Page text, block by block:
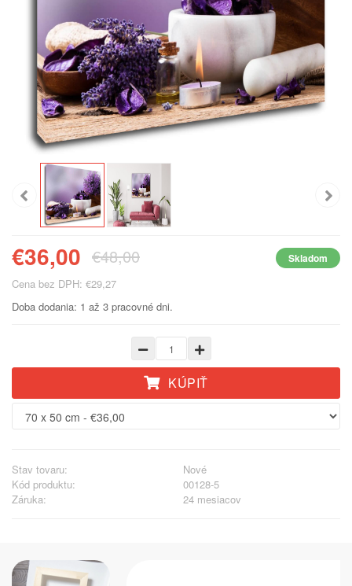
€36,00 €48,00 Skladom
Cena bez DPH: €29,27
Doba dodania: 1 až 3 pracovné dni.
KÚPIŤ
Stav tovaru:
Nové
Kód produktu:
00128-5
Záruka:
24 mesiacov